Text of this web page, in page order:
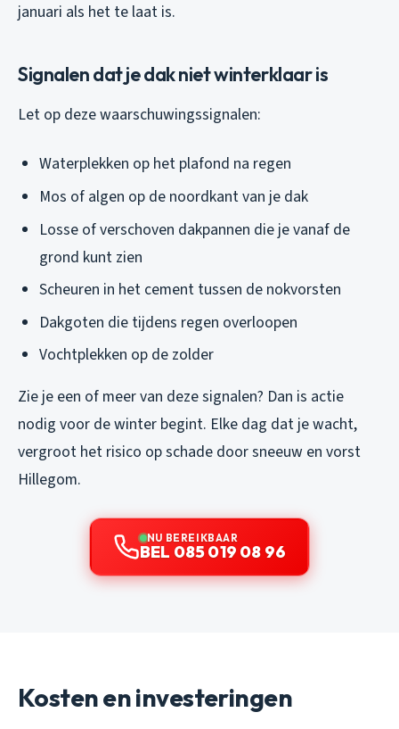
januari als het te laat is.
Signalen dat je dak niet winterklaar is
Let op deze waarschuwingssignalen:
Waterplekken op het plafond na regen
Mos of algen op de noordkant van je dak
Losse of verschoven dakpannen die je vanaf de
grond kunt zien
Scheuren in het cement tussen de nokvorsten
Dakgoten die tijdens regen overloopen
Vochtplekken op de zolder
Zie je een of meer van deze signalen? Dan is actie
nodig voor de winter begint. Elke dag dat je wacht,
vergroot het risico op schade door sneeuw en vorst
Hillegom.
NU BEREIKBAAR
BEL 085 019 08 96
Kosten en investeringen